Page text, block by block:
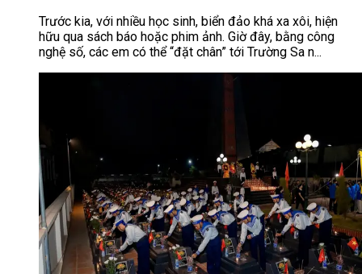
Trước kia, với nhiều học sinh, biển đảo khá xa xôi, hiện
hữu qua sách báo hoặc phim ảnh. Giờ đây, bằng công
nghệ số, các em có thể “đặt chân” tới Trường Sa n...